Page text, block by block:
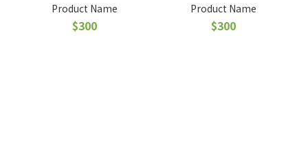
Product Name
$300
Product Name
$300